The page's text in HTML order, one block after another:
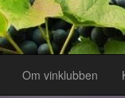
Om vinklubben